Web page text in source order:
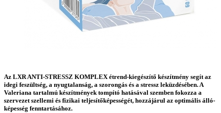
Az LXR ANTI-STRESSZ KOMPLEX étrend-kiegészítő készítmény segít az
idegi feszültség, a nyugtalanság, a szorongás és a stressz leküzdésében. A
Valeriana tartalmú készítmények tompító hatásával szemben fokozza a
szervezet szellemi és fizikai teljesítőképességét, hozzájárul az optimális álló­
képesség fenntartásához.